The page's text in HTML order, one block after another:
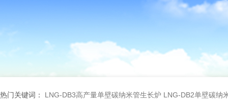
热门关键词： LNG-DB3高产量单壁碳纳米管生长炉 LNG-DB2单壁碳纳